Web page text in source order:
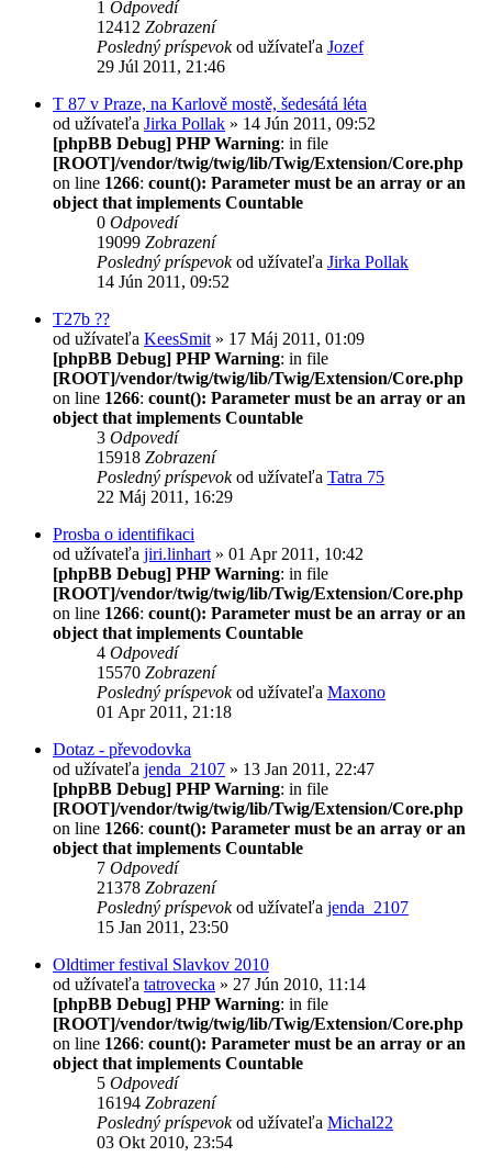
1 Odpovedí
12412 Zobrazení
Posledný príspevokod užívateľa Jozef
29 Júl 2011, 21:46
T 87 v Praze, na Karlově mostě, šedesátá léta
od užívateľa Jirka Pollak » 14 Jún 2011, 09:52
[phpBB Debug] PHP Warning: in file
[ROOT]/vendor/twig/twig/lib/Twig/Extension/Core.php
on line 1266: count(): Parameter must be an array or an
object that implements Countable
0 Odpovedí
19099 Zobrazení
Posledný príspevokod užívateľa Jirka Pollak
14 Jún 2011, 09:52
T27b ??
od užívateľa KeesSmit » 17 Máj 2011, 01:09
[phpBB Debug] PHP Warning: in file
[ROOT]/vendor/twig/twig/lib/Twig/Extension/Core.php
on line 1266: count(): Parameter must be an array or an
object that implements Countable
3 Odpovedí
15918 Zobrazení
Posledný príspevokod užívateľa Tatra 75
22 Máj 2011, 16:29
Prosba o identifikaci
od užívateľa jiri.linhart » 01 Apr 2011, 10:42
[phpBB Debug] PHP Warning: in file
[ROOT]/vendor/twig/twig/lib/Twig/Extension/Core.php
on line 1266: count(): Parameter must be an array or an
object that implements Countable
4 Odpovedí
15570 Zobrazení
Posledný príspevokod užívateľa Maxono
01 Apr 2011, 21:18
Dotaz - převodovka
od užívateľa jenda_2107 » 13 Jan 2011, 22:47
[phpBB Debug] PHP Warning: in file
[ROOT]/vendor/twig/twig/lib/Twig/Extension/Core.php
on line 1266: count(): Parameter must be an array or an
object that implements Countable
7 Odpovedí
21378 Zobrazení
Posledný príspevokod užívateľa jenda_2107
15 Jan 2011, 23:50
Oldtimer festival Slavkov 2010
od užívateľa tatrovecka » 27 Jún 2010, 11:14
[phpBB Debug] PHP Warning: in file
[ROOT]/vendor/twig/twig/lib/Twig/Extension/Core.php
on line 1266: count(): Parameter must be an array or an
object that implements Countable
5 Odpovedí
16194 Zobrazení
Posledný príspevokod užívateľa Michal22
03 Okt 2010, 23:54